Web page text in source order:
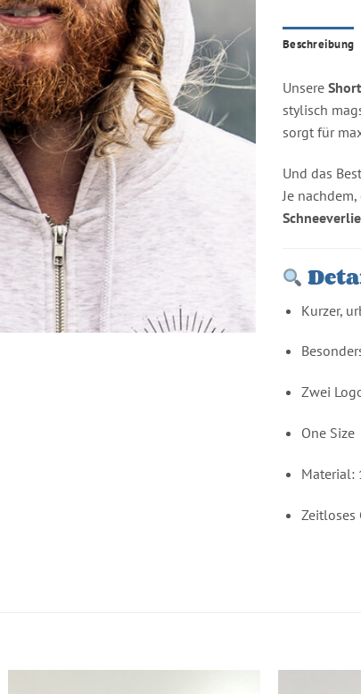
Beschreibung
Unsere
stylisch
sorgt für
Und das
Je
Kurzer,
Zwei
One Size
Material:
Zeitloses